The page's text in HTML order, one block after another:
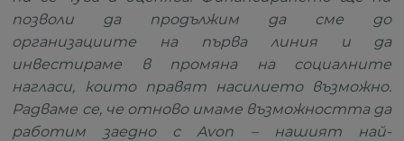
позволи да продължим да сме до
организациите на първа линия и да
инвестираме в промяна на социалните
нагласи, които правят насилието възможно.
Радваме се, че отново имаме възможността да
работим заедно с Avon – нашият най-